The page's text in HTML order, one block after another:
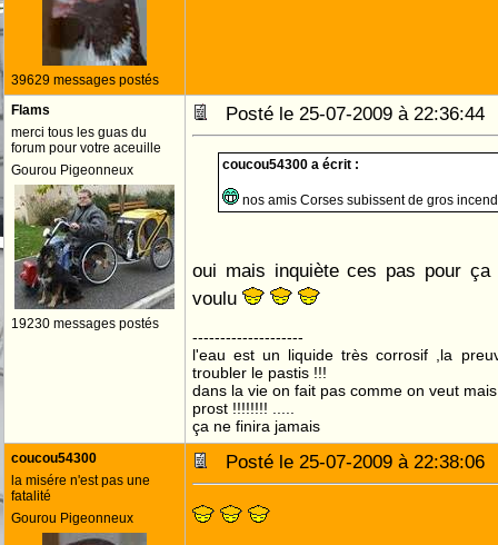
39629 messages postés
Flams
merci tous les guas du
forum pour votre aceuille
Gourou Pigeonneux
19230 messages postés
Posté le 25-07-2009 à
coucou54300 a écrit :
nos amis Corses subissent de gros
oui mais inquiète ces pas pour ça
voulu
--------------------
l'eau est un liquide très corrosif ,la
troubler le pastis !!!
dans la vie on fait pas comme on veut
prost !!!!!!!! .....
ça ne finira jamais
coucou54300
la misére n'est pas une
fatalité
Gourou Pigeonneux
Posté le 25-07-2009 à